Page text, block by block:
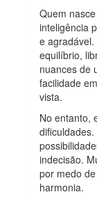
Quem
inteligência
e
equilíbrio,
nuances de
facilidade
vista.
No entanto,
indecisão.
por medo
harmonia.